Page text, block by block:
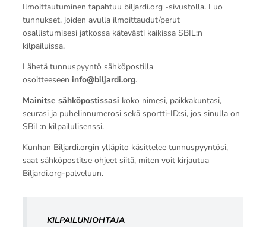
Ilmoittautuminen tapahtuu biljardi.org -sivustolla. Luo
tunnukset, joiden avulla ilmoittaudut/perut
osallistumisesi jatkossa kätevästi kaikissa SBIL:n
kilpailuissa.
Lähetä tunnuspyyntö sähköpostilla
osoitteeseen info@biljardi.org.
Mainitse sähköpostissasi koko nimesi, paikkakuntasi,
seurasi ja puhelinnumerosi sekä sportti-ID:si, jos sinulla on
SBiL:n kilpailulisenssi.
Kunhan Biljardi.orgin ylläpito käsittelee tunnuspyyntösi,
saat sähköpostitse ohjeet siitä, miten voit kirjautua
Biljardi.org-palveluun.
KILPAILUNJOHTAJA